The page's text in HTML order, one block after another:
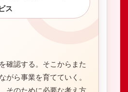
ス
確認する。そこからまた
がら事業を育てていく。
そのために必要な考え方